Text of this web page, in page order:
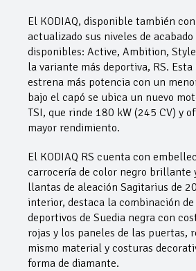
El KODIAQ, disponible también
actualizado sus niveles de
disponibles: Active, Ambition,
la variante más deportiva, RS.
estrena más potencia con un
bajo el capó se ubica un nuevo
TSI, que rinde 180 kW (245 CV) y
mayor rendimiento.
El KODIAQ RS cuenta con
carrocería de color negro brillante
llantas de aleación Sagitarius de
interior, destaca la combinación
deportivos de Suedia negra con
rojas y los paneles de las puertas,
mismo material y costuras
forma de diamante.